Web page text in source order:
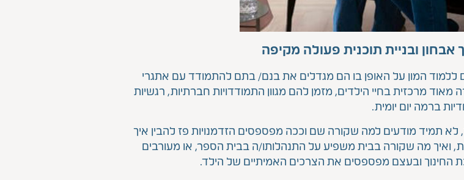
ללמוד המון על האופן בו הם מגדלים את בנם/ בתם להתמודד עם אתגרי
מרכזית בחיי הילדים, מזמן להם מגוון התמודדויות חברתיות, רגשיות
ברמה יום יומית.
תמיד מודעים למה שקורה שם וככה מפספסים הזדמנויות פז להבין איך
מה שקורה בבית משפיע על התנהלותו/ה בבית הספר, או מעורבים
החינוך ובעצם מפספסים את הצרכים האמיתיים של הילד.